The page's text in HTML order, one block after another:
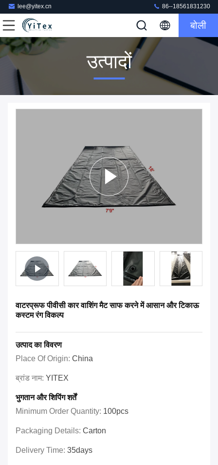
lee@yitex.cn 86--18561831230
बोली
उत्पादों
वाटरप्रूफ पीवीसी कार वाशिंग मैट साफ करने में आसान और टिकाऊ
कस्टम रंग विकल्प
उत्पाद का विवरण
Place Of Origin: China
ब्रांड नाम: YITEX
भुगतान और शिपिंग शर्तें
Minimum Order Quantity: 100pcs
Packaging Details: Carton
Delivery Time: 35days